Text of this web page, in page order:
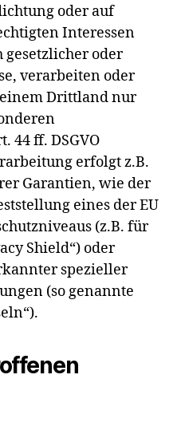
oder auf
Interessen
gesetzlicher oder
verarbeiten oder
Drittland nur
44 ff. DSGVO
erfolgt z.B.
Garantien, wie der
eines der EU
(z.B. für
Shield“) oder
spezieller
(so genannte